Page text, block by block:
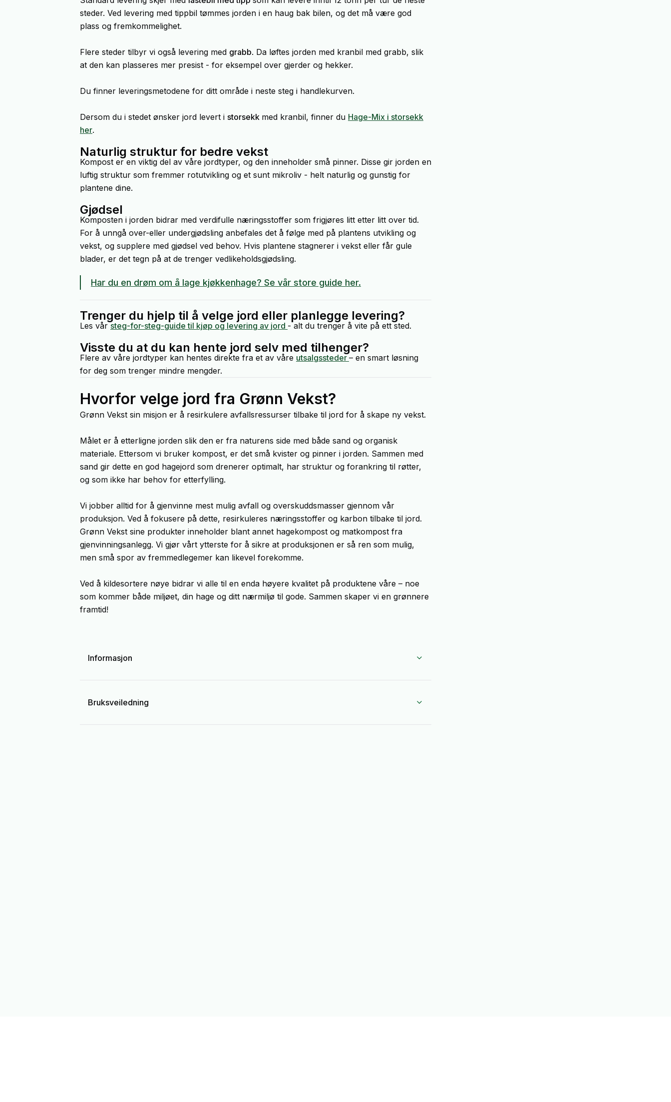
steder. Ved levering med tippbil tømmes jorden i en haug bak bilen, og det må være god
plass og fremkommelighet.
Flere steder tilbyr vi også levering med grabb. Da løftes jorden med kranbil med grabb, slik
at den kan plasseres mer presist - for eksempel over gjerder og hekker.
Du finner leveringsmetodene for ditt område i neste steg i handlekurven.
Dersom du i stedet ønsker jord levert i storsekk med kranbil, finner du Hage-Mix i storsekk
her.
Naturlig struktur for bedre vekst
Kompost er en viktig del av våre jordtyper, og den inneholder små pinner. Disse gir jorden en
luftig struktur som fremmer rotutvikling og et sunt mikroliv - helt naturlig og gunstig for
plantene dine.
Gjødsel
Komposten i jorden bidrar med verdifulle næringsstoffer som frigjøres litt etter litt over tid.
For å unngå over-eller undergjødsling anbefales det å følge med på plantens utvikling og
vekst, og supplere med gjødsel ved behov. Hvis plantene stagnerer i vekst eller får gule
blader, er det tegn på at de trenger vedlikeholdsgjødsling.
Har du en drøm om å lage kjøkkenhage? Se vår store guide her.
Trenger du hjelp til å velge jord eller planlegge levering?
Les vårsteg-for-steg-guide til kjøp og levering av jord - alt du trenger å vite på ett sted.
Visste du at du kan hente jord selv med tilhenger?
Flere av våre jordtyper kan hentes direkte fra et av våre utsalgssteder– en smart løsning
for deg som trenger mindre mengder.
Hvorfor velge jord fra Grønn Vekst?
Grønn Vekst sin misjon er å resirkulere avfallsressurser tilbake til jord for å skape ny vekst.
Målet er å etterligne jorden slik den er fra naturens side med både sand og organisk
materiale. Ettersom vi bruker kompost, er det små kvister og pinner i jorden. Sammen med
sand gir dette en god hagejord som drenerer optimalt, har struktur og forankring til røtter,
og som ikke har behov for etterfylling.
Vi jobber alltid for å gjenvinne mest mulig avfall og overskuddsmasser gjennom vår
produksjon. Ved å fokusere på dette, resirkuleres næringsstoffer og karbon tilbake til jord.
Grønn Vekst sine produkter inneholder blant annet hagekompost og matkompost fra
gjenvinningsanlegg. Vi gjør vårt ytterste for å sikre at produksjonen er så ren som mulig,
men små spor av fremmedlegemer kan likevel forekomme.
Ved å kildesortere nøye bidrar vi alle til en enda høyere kvalitet på produktene våre – noe
som kommer både miljøet, din hage og ditt nærmiljø til gode. Sammen skaper vi en grønnere
framtid!
Informasjon
Bruksveiledning